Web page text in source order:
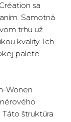
sa
Samotná
trhu už
kvality. Ich
palete
Wonen
štruktúra